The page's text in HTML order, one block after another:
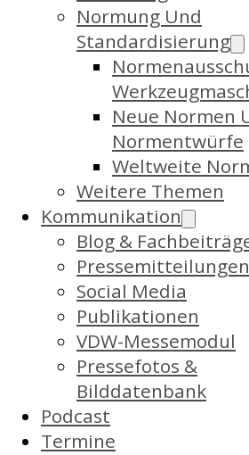
Normung Und
Standardisierung
Neue Normen
Normentwürfe
Weltweite
Weitere Themen
Kommunikation
Blog &
Pressemitteilungen
Social Media
Publikationen
VDW-Messemodul
Pressefotos &
Bilddatenbank
Podcast
Termine